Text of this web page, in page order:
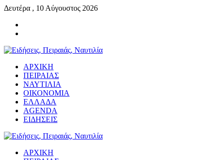
Δευτέρα , 10 Αύγουστος 2026
ΑΡΧΙΚΗ
ΠΕΙΡΑΙΑΣ
ΝΑΥΤΙΛΙΑ
ΟΙΚΟΝΟΜΙΑ
ΕΛΛΑΔΑ
AGENDA
ΕΙΔΗΣΕΙΣ
ΑΡΧΙΚΗ